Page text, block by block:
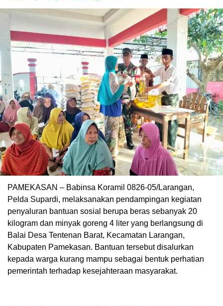
PAMEKASAN – Babinsa Koramil 0826-05/Larangan,
Pelda Supardi, melaksanakan pendampingan kegiatan
penyaluran bantuan sosial berupa beras sebanyak 20
kilogram dan minyak goreng 4 liter yang berlangsung di
Balai Desa Tentenan Barat, Kecamatan Larangan,
Kabupaten Pamekasan. Bantuan tersebut disalurkan
kepada warga kurang mampu sebagai bentuk perhatian
pemerintah terhadap kesejahteraan masyarakat.